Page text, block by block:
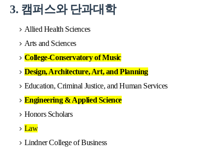
3. 캠퍼스와 단과대학
Allied Health Sciences
Arts and Sciences
College-Conservatory of Music
Design, Architecture, Art, and Planning
Education, Criminal Justice, and Human Services
Engineering & Applied Science
Honors Scholars
Law
Lindner College of Business